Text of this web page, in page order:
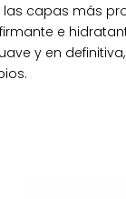
capas más
e
y en